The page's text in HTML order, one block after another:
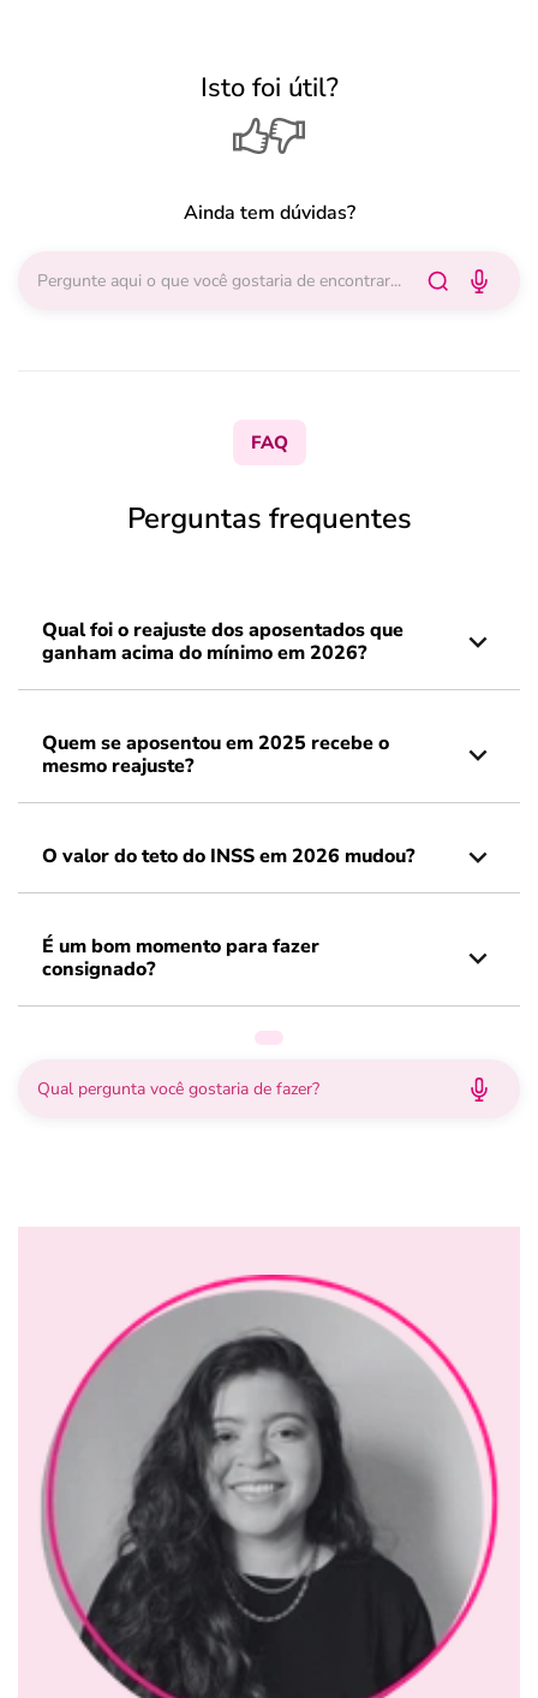
Isto foi útil?
Ainda tem dúvidas?
FAQ
Perguntas frequentes
Qual foi o reajuste dos aposentados que
ganham acima do mínimo em 2026?
Quem se aposentou em 2025 recebe o
mesmo reajuste?
O valor do teto do INSS em 2026 mudou?
É um bom momento para fazer
consignado?